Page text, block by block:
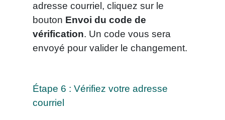
adresse courriel, cliquez sur le
bouton Envoi du code de
vérification. Un code vous sera
envoyé pour valider le changement.
Étape 6 : Vérifiez votre adresse
courriel